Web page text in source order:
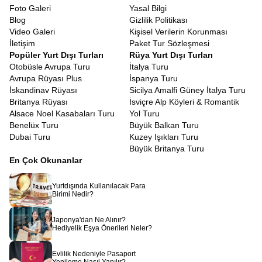
Bali, dünyanın en popüler turizm destinasyonlarından biri olduğu
için vize politikalarını turistleri teşvik edecek şekilde düzenlemiştir.
Bali vizesi turist vizesi
almak, karmaşık evrak işleri gerektirmez.
Güncel uygulamada belirli bir ücret karşılığında havalimanında
vizenizi alabilirsiniz. Ayrıca son dönemde uygulamaya konulan
Turist Vergisi gibi küçük detaylar konusunda da rehberlerimiz sizi
seyahat öncesinde ve sırasında bilgilendirecektir. Amacımız, sizin
sadece anın tadını çıkarmanız, bürokratik detayların keyfinizi
kaçırmasına izin vermemenizdir.
İstanbul Çıkışlı Singapur Malezya Bali Turu
Bu büyüleyici yolculuk, dünyanın en iyi havayolu şirketlerinden biri
olan Türk Hava Yolları ile başlıyor. İstanbul çıkışlı Singapur
, direkt uçuş konforuyla veya en uygun
aktarmalarla sizi yormadan hedefinize ulaştırır. İstanbul
Havalimanı’nda buluştuğumuz andan itibaren, Avrupa Rüyasının
profesyonel ekibiyle emin ellerdesiniz. Uzun uçuşların
yoruculuğunu, THY’nin kaliteli hizmeti ve ikramlarıyla minimuma
indiriyoruz. Singapur Changi Havalimanı’na indiğinizde, sizi
bekleyen özel transfer araçlarımızla otele geçiş yapıyor ve
maceraya zinde bir başlangıç yapıyoruz. Tur boyunca tüm
şehirler arası transferler ve uçuşlar tarafımızdan organize edildiği
için size sadece bavulunuzu hazırlayıp hayallerinizin peşinden
Foto Galeri
Blog
Video Galeri
İletişim
Yasal Bilgi
Gizlilik Politikası
Kişisel Verilerin Korunması
Paket Tur Sözleşmesi
Popüler Yurt Dışı Turları
Otobüsle Avrupa Turu
Avrupa Rüyası Plus
İskandinav Rüyası
Britanya Rüyası
Alsace Noel Kasabaları Turu
Benelüx Turu
Dubai Turu
Rüya Yurt Dışı Turları
İtalya Turu
İspanya Turu
Sicilya Amalfi Güney İtalya Turu
İsviçre Alp Köyleri & Romantik
Yol Turu
Büyük Balkan Turu
Kuzey Işıkları Turu
Büyük Britanya Turu
En Çok Okunanlar
Yurtdışında Kullanılacak Para
Birimi Nedir?
Japonya'dan Ne Alınır?
Hediyelik Eşya Önerileri Neler?
Evlilik Nedeniyle Pasaport